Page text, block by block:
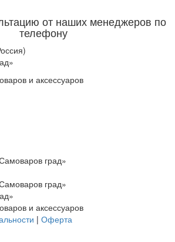
от наших менеджеров по
телефону
и аксессуаров
и аксессуаров
| Оферта